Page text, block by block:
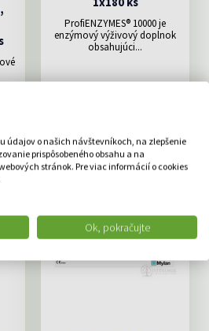
údajov o našich návštevníkoch, na zlepšenie
prispôsobeného obsahu a na
stránok. Pre viac informácií o cookies
Ok, pokračujte
ProfiENZYMES® 10000 je
enzýmový výživový doplnok
obsahujúci...